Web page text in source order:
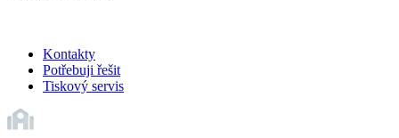
Kontakty
Potřebuji řešit
Tiskový servis